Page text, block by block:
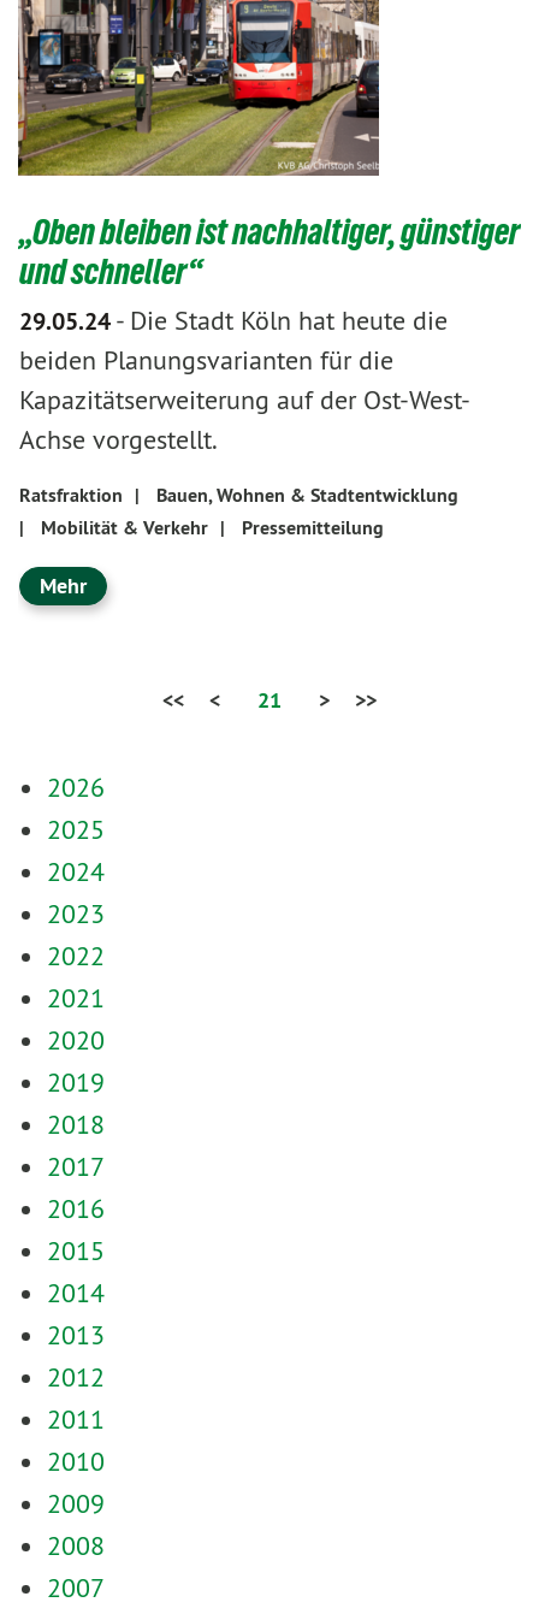
„Oben bleiben ist nachhaltiger, günstiger
und schneller“
29.05.24- Die Stadt Köln hat heute die
beiden Planungsvarianten für die
Kapazitätserweiterung auf der Ost-West-
Achse vorgestellt.
Ratsfraktion |
Bauen, Wohnen & Stadtentwicklung
|
Mobilität & Verkehr | Pressemitteilung
Mehr
<< < 21 > >>
2026
2025
2024
2023
2022
2021
2020
2019
2018
2017
2016
2015
2014
2013
2012
2011
2010
2009
2008
2007